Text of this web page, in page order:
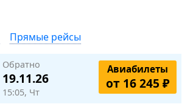
Прямые рейсы
Обратно
19.11.26
15:05, Чт
Авиабилеты
от 16 245 ₽